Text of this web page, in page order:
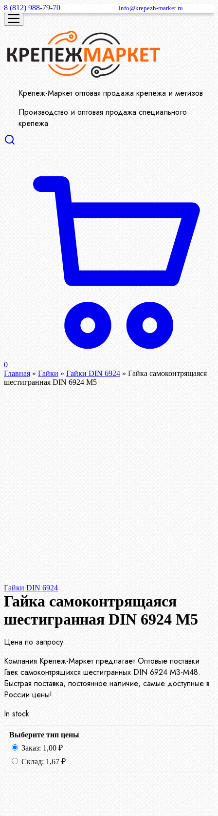
8 (812) 988-79-70 info@krepezh-market.ru
Крепеж-Маркет оптовая продажа крепежа и метизов
Производство и оптовая продажа специального
крепежа
0
Главная » Гайки » Гайки DIN 6924 » Гайка самоконтрящаяся
шестигранная DIN 6924 М5
Гайки DIN 6924
Гайка самоконтрящаяся
шестигранная DIN 6924 М5
Цена по запросу
Компания Крепеж-Маркет предлагает Оптовые поставки
Гаек самоконтрящихся шестигранных DIN 6924 М3-М48.
Быстрая поставка, постоянное наличие, самые доступные в
России цены!
In stock
Выберите тип цены
Заказ: 1,00 ₽
Склад: 1,67 ₽